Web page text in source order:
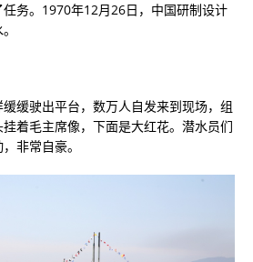
务。1970年12月26日，中国研制设计
缓驶出平台，数万人自发来到现场，组
着毛主席像，下面是大红花。潜水员们
非常自豪。